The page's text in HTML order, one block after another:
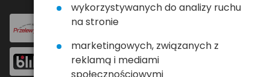
wykorzystywanych do analizy ruchu
na stronie
marketingowych, związanych z
reklamą i mediami